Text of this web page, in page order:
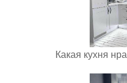
Какая кухня